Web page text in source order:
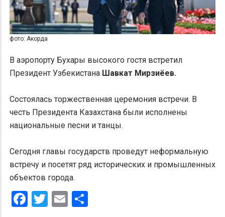
фото: Акорда
В аэропорту Бухары высокого гостя встретил
Президент Узбекистана Шавкат Мирзиёев.
Состоялась торжественная церемония встречи. В
честь Президента Казахстана были исполнены
национальные песни и танцы.
Сегодня главы государств проведут неформальную
встречу и посетят ряд исторических и промышленных
объектов города.
Facebook
Twitter
Email